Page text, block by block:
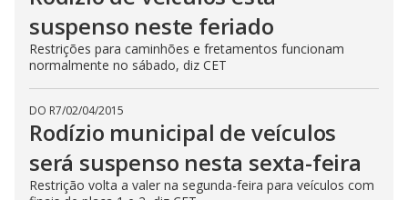
suspenso neste feriado
Restrições para caminhões e fretamentos funcionam
normalmente no sábado, diz CET
DO R7/02/04/2015
Rodízio municipal de veículos
será suspenso nesta sexta-feira
Restrição volta a valer na segunda-feira para veículos com